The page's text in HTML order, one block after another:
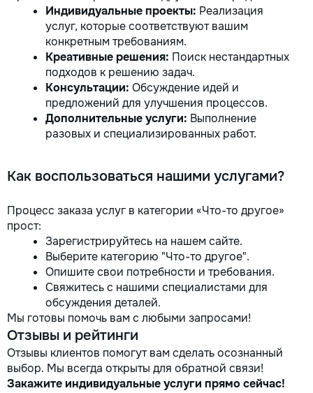
Индивидуальные проекты: Реализация
услуг, которые соответствуют вашим
конкретным требованиям.
Креативные решения: Поиск нестандартных
подходов к решению задач.
Консультации: Обсуждение идей и
предложений для улучшения процессов.
Дополнительные услуги: Выполнение
разовых и специализированных работ.
Как воспользоваться нашими услугами?
Процесс заказа услуг в категории «Что-то другое»
прост:
Зарегистрируйтесь на нашем сайте.
Выберите категорию "Что-то другое".
Опишите свои потребности и требования.
Свяжитесь с нашими специалистами для
обсуждения деталей.
Мы готовы помочь вам с любыми запросами!
Отзывы и рейтинги
Отзывы клиентов помогут вам сделать осознанный
выбор. Мы всегда открыты для обратной связи!
Закажите индивидуальные услуги прямо сейчас!